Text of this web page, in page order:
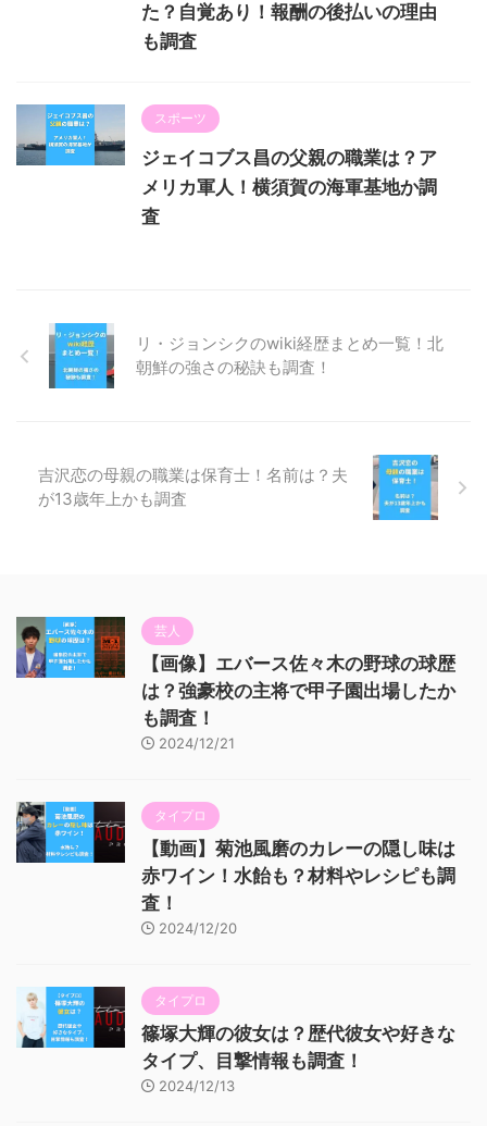
た？自覚あり！報酬の後払いの理由
も調査
スポーツ
ジェイコブス昌の父親の職業は？ア
メリカ軍人！横須賀の海軍基地か調
査
リ・ジョンシクのwiki経歴まとめ一覧！北
朝鮮の強さの秘訣も調査！
吉沢恋の母親の職業は保育士！名前は？夫
が13歳年上かも調査
芸人
【画像】エバース佐々木の野球の球歴
は？強豪校の主将で甲子園出場したか
も調査！
2024/12/21
タイプロ
【動画】菊池風磨のカレーの隠し味は
赤ワイン！水飴も？材料やレシピも調
査！
2024/12/20
タイプロ
篠塚大輝の彼女は？歴代彼女や好きな
タイプ、目撃情報も調査！
2024/12/13